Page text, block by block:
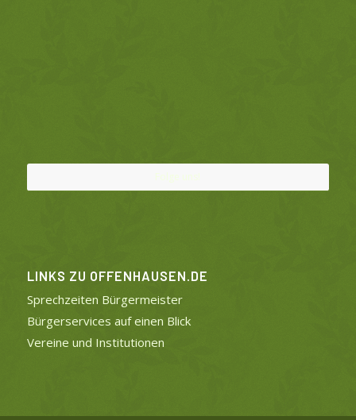
Folge uns!
LINKS ZU OFFENHAUSEN.DE
Sprechzeiten Bürgermeister
Bürgerservices auf einen Blick
Vereine und Institutionen